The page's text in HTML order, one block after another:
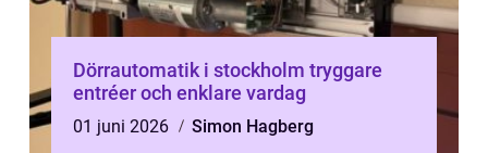
Dörrautomatik i stockholm tryggare
entréer och enklare vardag
01 juni 2026
Simon Hagberg